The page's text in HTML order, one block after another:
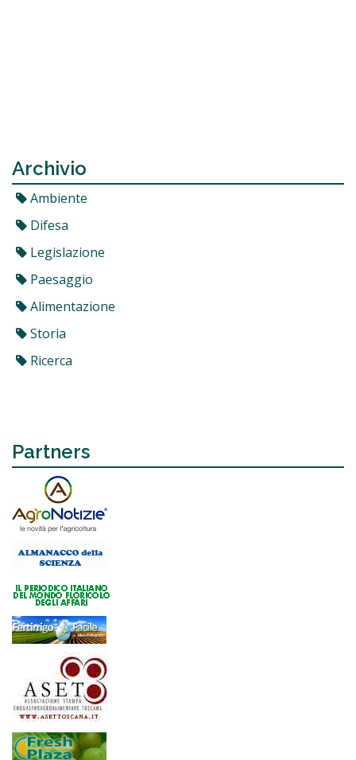
Archivio
Ambiente
Difesa
Legislazione
Paesaggio
Alimentazione
Storia
Ricerca
Partners